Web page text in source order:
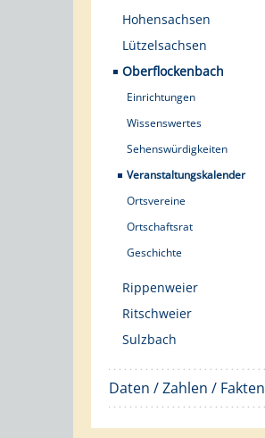
Hohensachsen
Lützelsachsen
Oberflockenbach
Einrichtungen
Wissenswertes
Sehenswürdigkeiten
Veranstaltungskalender
Ortsvereine
Ortschaftsrat
Geschichte
Rippenweier
Ritschweier
Sulzbach
Daten / Zahlen / Fakten